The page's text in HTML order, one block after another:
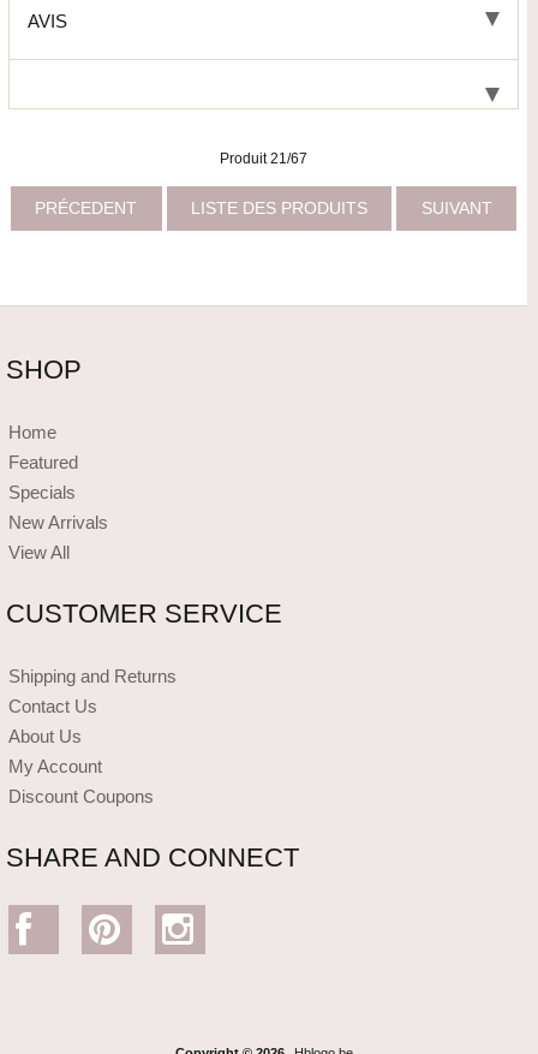
AVIS
Produit 21/67
PRÉCEDENT LISTE DES PRODUITS SUIVANT
SHOP
Home
Featured
Specials
New Arrivals
View All
CUSTOMER SERVICE
Shipping and Returns
Contact Us
About Us
My Account
Discount Coupons
SHARE AND CONNECT